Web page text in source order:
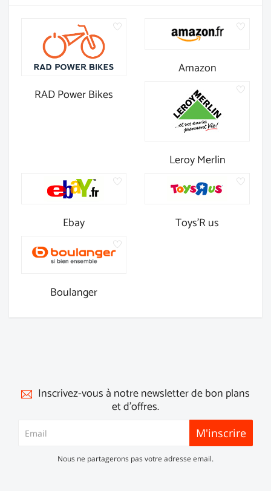
RAD Power Bikes
Amazon
Leroy Merlin
Ebay Toys'R us
Boulanger
Inscrivez-vous à notre newsletter de bon plans
et d'offres.
M'inscrire
Nous ne partagerons pas votre adresse email.